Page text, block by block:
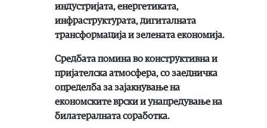
индустријата, енергетиката,
инфраструктурата, дигиталната
трансформација и зелената економија.
Средбата помина во конструктивна и
пријателска атмосфера, со заедничка
определба за зајакнување на
економските врски и унапредување на
билатералната соработка.